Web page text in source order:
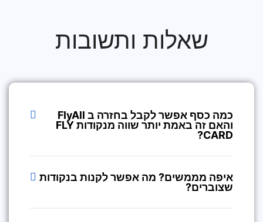
שאלות ותשובות
כמה כסף אפשר לקבל בחזרה ב FlyAll
והאם זה באמת יותר שווה מנקודות FLY
CARD?
איפה מממשים? מה אפשר לקנות בנקודות
שצוברים?